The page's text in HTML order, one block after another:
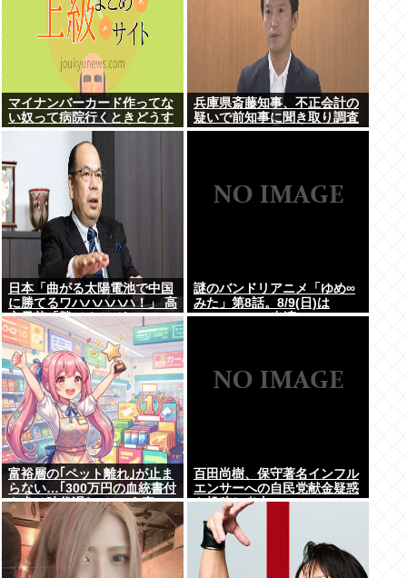
マイナンバーカード作ってな
い奴って病院行くときどうす
んの
兵庫県斎藤知事、不正会計の
疑いで前知事に聞き取り調査
へ
日本「曲がる太陽電池で中国
に勝てるワハハハハハ！」 高
市早苗「勝てる！ ガハハハハ
ハハ！」
謎のバンドリアニメ「ゆめ∞
みた」第8話。8/9(日)は
MyGO・RAS出演の
富裕層の｢ペット離れ｣が止ま
らない…｢300万円の血統書付
き犬は時代遅れ｣という真の
お金持ちが"向かった先"
百田尚樹、保守著名インフル
エンサーへの自民党献金疑惑
を投稿し炎上